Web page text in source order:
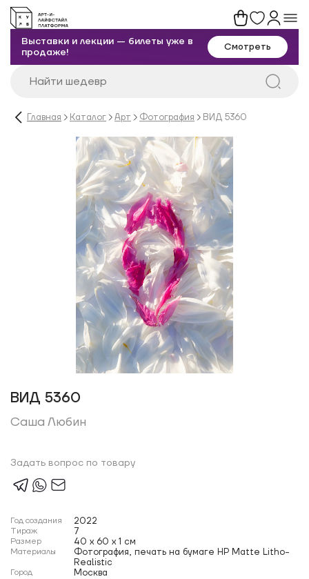
Выставки и лекции — билеты уже в
продаже!
Смотреть
Главная Каталог Арт Фотография ВИД 5360
ВИД 5360
Саша Любин
Задать вопрос по товару
Год создания 2022
Тираж 7
Размер 40 x 60 x 1 см
Материалы
Фотография, печать на бумаге HP Matte Litho-
Realistic
Город Москва